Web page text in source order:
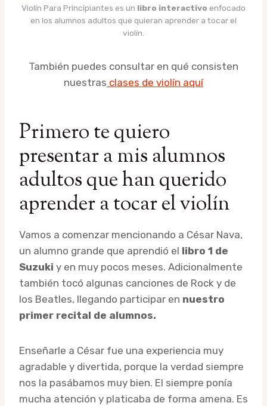
Violín Para Principiantes es un libro interactivo enfocado
en los alumnos adultos que quieran aprender a tocar el
violín.
También puedes consultar en qué consisten
nuestras clases de violín aquí
Primero te quiero
presentar a mis alumnos
adultos que han querido
aprender a tocar el violín
Vamos a comenzar mencionando a César Nava,
un alumno grande que aprendió el libro 1 de
Suzuki y en muy pocos meses. Adicionalmente
también tocó algunas canciones de Rock y de
los Beatles, llegando participar en nuestro
primer recital de alumnos.
Enseñarle a César fue una experiencia muy
agradable y divertida, porque la verdad siempre
nos la pasábamos muy bien. El siempre ponía
mucha atención y platicaba de forma amena. Es